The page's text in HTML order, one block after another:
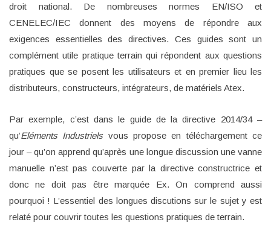
droit national. De nombreuses normes EN/ISO et
CENELEC/IEC donnent des moyens de répondre aux
exigences essentielles des directives. Ces guides sont un
complément utile pratique terrain qui répondent aux questions
pratiques que se posent les utilisateurs et en premier lieu les
distributeurs, constructeurs, intégrateurs, de matériels Atex.
Par exemple, c’est dans le guide de la directive 2014/34 –
qu’Eléments Industrielsvous propose en téléchargement ce
jour – qu’on apprend qu’après une longue discussion une vanne
manuelle n’est pas couverte par la directive constructrice et
donc ne doit pas être marquée Ex. On comprend aussi
pourquoi ! L’essentiel des longues discutions sur le sujet y est
relaté pour couvrir toutes les questions pratiques de terrain.